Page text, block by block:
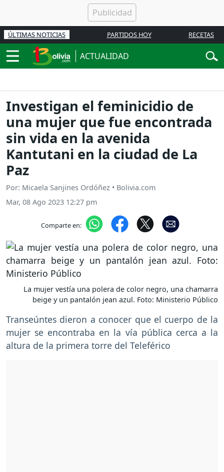
ÚLTIMAS NOTICIAS PARTIDOS HOY RECETAS
ACTUALIDAD
Investigan el feminicidio de
una mujer que fue encontrada
sin vida en la avenida
Kantutani en la ciudad de La
Paz
Por: Micaela Sanjines Ordóñez • Bolivia.com
Mar, 08 Ago 2023 12:27 pm
Comparte en:
La mujer vestía una polera de color negro, una chamarra
beige y un pantalón jean azul. Foto: Ministerio Público
Transeúntes dieron a conocer que el cuerpo de la
mujer se encontraba en la vía pública cerca a la
altura de la primera torre del Teleférico